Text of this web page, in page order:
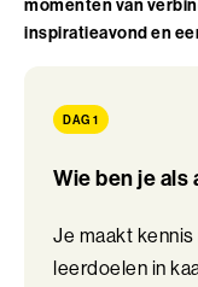
Perfectionisme in
Persoonlijke Kracht
Professioneel
Projectmanagement
momenten van
inspiratieavond en
DAG 1
Wie ben je als
Je maakt
leerdoelen in